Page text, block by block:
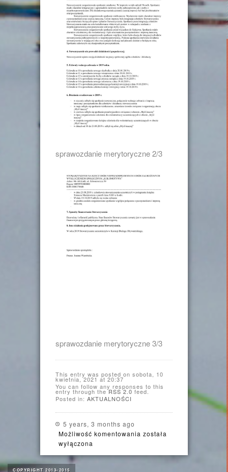
sprawozdanie merytoryczne 2/3
sprawozdanie merytoryczne 3/3
This entry was posted on sobota, 10
kwietnia, 2021 at 20:37
You can follow any responses to this
entry through theRSS 2.0feed.
Posted in: AKTUALNOŚCI
5 years, 3 months ago
Możliwość komentowania Sprawozdanie
Finansowe
została
wyłączona
COPYRIGHT 2013-2015